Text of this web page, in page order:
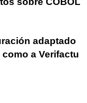
adaptado
a Verifactu